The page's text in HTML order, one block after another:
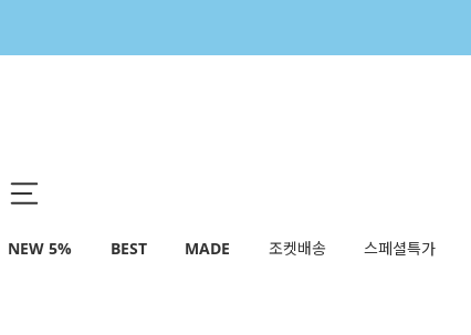
NEW 5% BEST MADE 조켓배송 스페셜특가